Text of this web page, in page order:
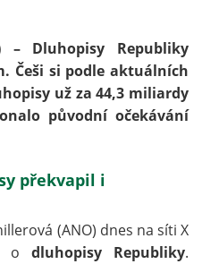
– Dluhopisy Republiky
Češi si podle aktuálních
už za 44,3 miliardy
původní očekávání
překvapil i
(ANO) dnes na síti X
odluhopisy Republiky.